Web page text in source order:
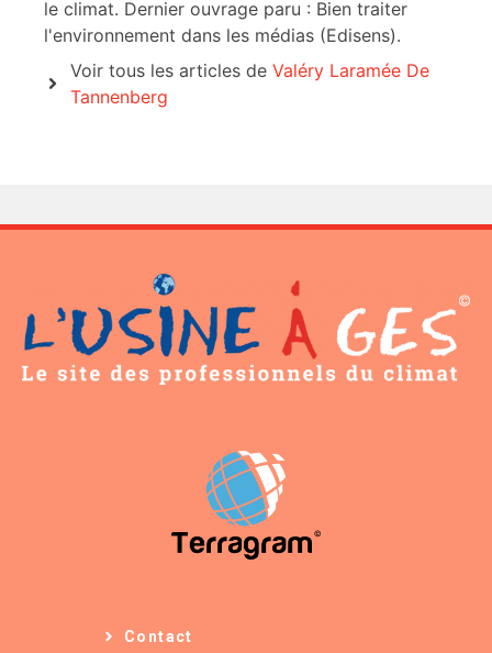
le climat. Dernier ouvrage paru : Bien traiter
l'environnement dans les médias (Edisens).
Voir tous les articles de Valéry Laramée De
Tannenberg
Contact